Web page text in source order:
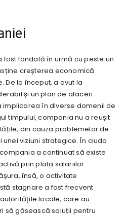
fost fondată în urmă cu peste un
creșterea economică
De la început, a avut la
și un plan de afaceri
în diverse domenii de
timpului, compania nu a reușit
din cauza problemelor de
viziuni strategice. În ciuda
a continuat să existe
prin plata salariilor
însă, o activitate
stagnare a fost frecvent
locale, care au
să găsească soluții pentru